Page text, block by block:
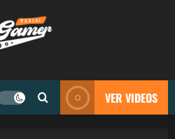
VER VIDEOS